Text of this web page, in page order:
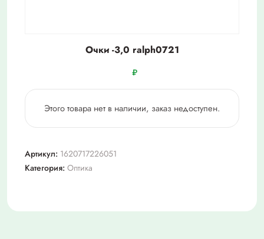
Очки -3,0 ralph0721
₽
Этого товара нет в наличии, заказ недоступен.
Артикул: 1620717226051
Категория: Оптика